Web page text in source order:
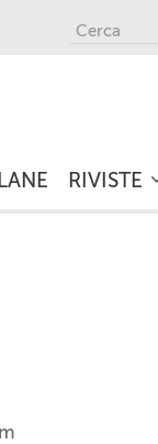
RIVISTE